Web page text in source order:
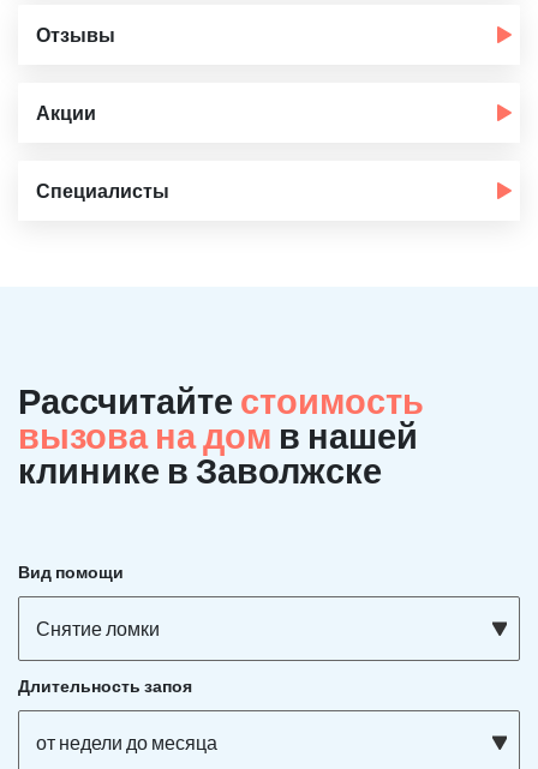
Отзывы
Акции
Специалисты
Рассчитайте стоимость
вызова на дом в нашей
клинике в Заволжске
Вид помощи
Снятие ломки
Длительность запоя
от недели до месяца